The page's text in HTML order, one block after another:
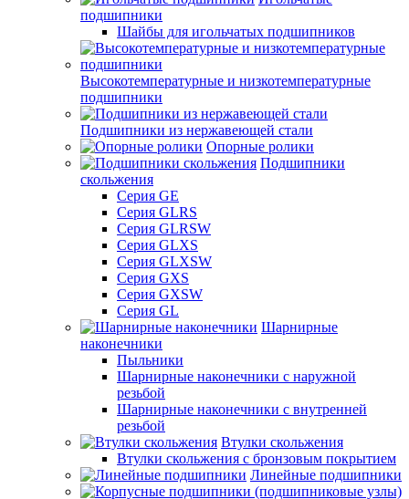
подшипники
Шайбы для игольчатых подшипников
Высокотемпературные и низкотемпературные
подшипники
Подшипники из нержавеющей стали
Опорные ролики
Подшипники
скольжения
Серия GE
Серия GLRS
Серия GLRSW
Серия GLXS
Серия GLXSW
Серия GXS
Серия GXSW
Серия GL
Шарнирные
наконечники
Пыльники
Шарнирные наконечники с наружной
резьбой
Шарнирные наконечники с внутренней
резьбой
Втулки скольжения
Втулки скольжения с бронзовым покрытием
Линейные подшипники